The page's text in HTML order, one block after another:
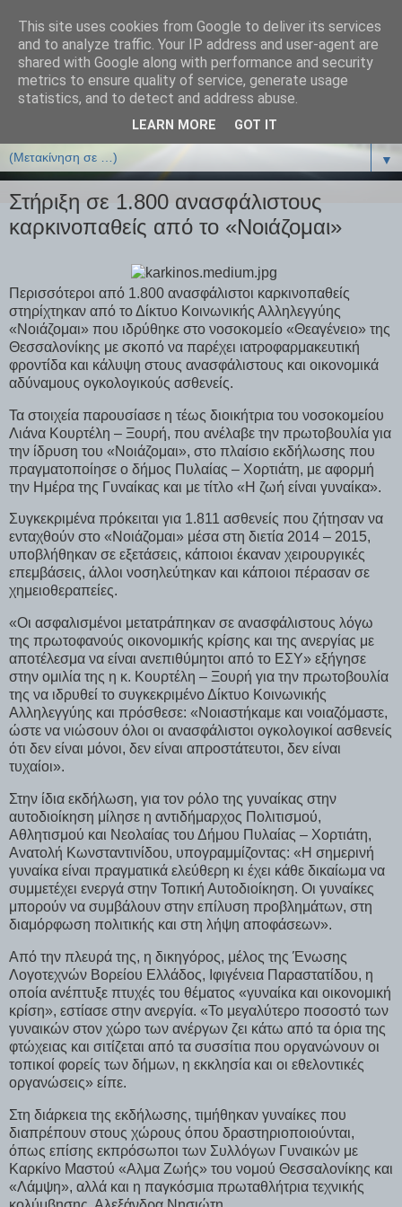
ΒΙΟΛΟΓΙΑonline.gr
Online Μαθήματα Βιολογίας
▼
Στήριξη σε 1.800 ανασφάλιστους
καρκινοπαθείς από το «Νοιάζομαι»
Περισσότεροι από 1.800 ανασφάλιστοι καρκινοπαθείς
στηρίχτηκαν από το Δίκτυο Κοινωνικής Αλληλεγγύης
«Νοιάζομαι» που ιδρύθηκε στο νοσοκομείο «Θεαγένειο» της
Θεσσαλονίκης με σκοπό να παρέχει ιατροφαρμακευτική
φροντίδα και κάλυψη στους ανασφάλιστους και οικονομικά
αδύναμους ογκολογικούς ασθενείς.
Τα στοιχεία παρουσίασε η τέως διοικήτρια του νοσοκομείου
Λιάνα Κουρτέλη – Ξουρή, που ανέλαβε την πρωτοβουλία για
την ίδρυση του «Νοιάζομαι», στο πλαίσιο εκδήλωσης που
πραγματοποίησε ο δήμος Πυλαίας – Χορτιάτη, με αφορμή
την Ημέρα της Γυναίκας και με τίτλο «Η ζωή είναι γυναίκα».
Συγκεκριμένα πρόκειται για 1.811 ασθενείς που ζήτησαν να
ενταχθούν στο «Νοιάζομαι» μέσα στη διετία 2014 – 2015,
υποβλήθηκαν σε εξετάσεις, κάποιοι έκαναν χειρουργικές
επεμβάσεις, άλλοι νοσηλεύτηκαν και κάποιοι πέρασαν σε
χημειοθεραπείες.
«Οι ασφαλισμένοι μετατράπηκαν σε ανασφάλιστους λόγω
της πρωτοφανούς οικονομικής κρίσης και της ανεργίας με
αποτέλεσμα να είναι ανεπιθύμητοι από το ΕΣΥ» εξήγησε
στην ομιλία της η κ. Κουρτέλη – Ξουρή για την πρωτοβουλία
της να ιδρυθεί το συγκεκριμένο Δίκτυο Κοινωνικής
Αλληλεγγύης και πρόσθεσε: «Νοιαστήκαμε και νοιαζόμαστε,
ώστε να νιώσουν όλοι οι ανασφάλιστοι ογκολογικοί ασθενείς
ότι δεν είναι μόνοι, δεν είναι απροστάτευτοι, δεν είναι
τυχαίοι».
Στην ίδια εκδήλωση, για τον ρόλο της γυναίκας στην
αυτοδιοίκηση μίλησε η αντιδήμαρχος Πολιτισμού,
Αθλητισμού και Νεολαίας του Δήμου Πυλαίας – Χορτιάτη,
Ανατολή Κωνσταντινίδου, υπογραμμίζοντας: «Η σημερινή
γυναίκα είναι πραγματικά ελεύθερη κι έχει κάθε δικαίωμα να
συμμετέχει ενεργά στην Τοπική Αυτοδιοίκηση. Οι γυναίκες
μπορούν να συμβάλουν στην επίλυση προβλημάτων, στη
διαμόρφωση πολιτικής και στη λήψη αποφάσεων».
Από την πλευρά της, η δικηγόρος, μέλος της Ένωσης
Λογοτεχνών Βορείου Ελλάδος, Ιφιγένεια Παραστατίδου, η
οποία ανέπτυξε πτυχές του θέματος «γυναίκα και οικονομική
κρίση», εστίασε στην ανεργία. «Το μεγαλύτερο ποσοστό των
γυναικών στον χώρο των ανέργων ζει κάτω από τα όρια της
φτώχειας και σιτίζεται από τα συσσίτια που οργανώνουν οι
τοπικοί φορείς των δήμων, η εκκλησία και οι εθελοντικές
οργανώσεις» είπε.
Στη διάρκεια της εκδήλωσης, τιμήθηκαν γυναίκες που
διαπρέπουν στους χώρους όπου δραστηριοποιούνται,
όπως επίσης εκπρόσωποι των Συλλόγων Γυναικών με
Καρκίνο Μαστού «Αλμα Ζωής» του νομού Θεσσαλονίκης και
«Λάμψη», αλλά και η παγκόσμια πρωταθλήτρια τεχνικής
This site uses cookies from Google to deliver its services
and to analyze traffic. Your IP address and user-agent are
shared with Google along with performance and security
metrics to ensure quality of service, generate usage
statistics, and to detect and address abuse.
LEARN MORE GOT IT